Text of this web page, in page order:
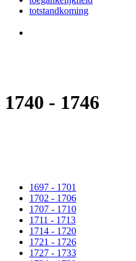
totstandkoming
1740 - 1746
1697 - 1701
1702 - 1706
1707 - 1710
1711 - 1713
1714 - 1720
1721 - 1726
1727 - 1733